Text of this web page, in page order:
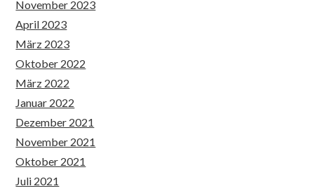
November 2023
April 2023
März 2023
Oktober 2022
März 2022
Januar 2022
Dezember 2021
November 2021
Oktober 2021
Juli 2021